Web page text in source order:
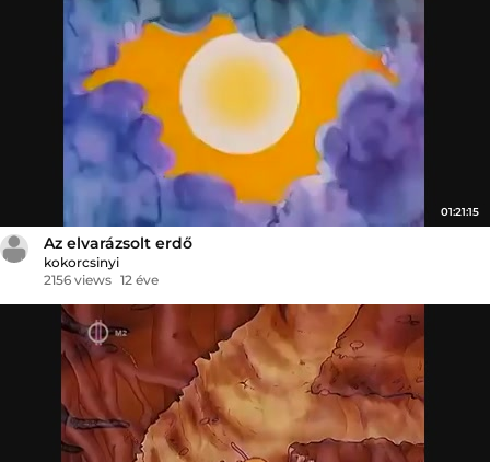
01:21:15
Az elvarázsolt erdő
kokorcsinyi
2156 views 12 éve